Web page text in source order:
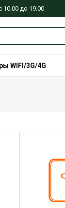
до 19.00
WIFI/3G/4G